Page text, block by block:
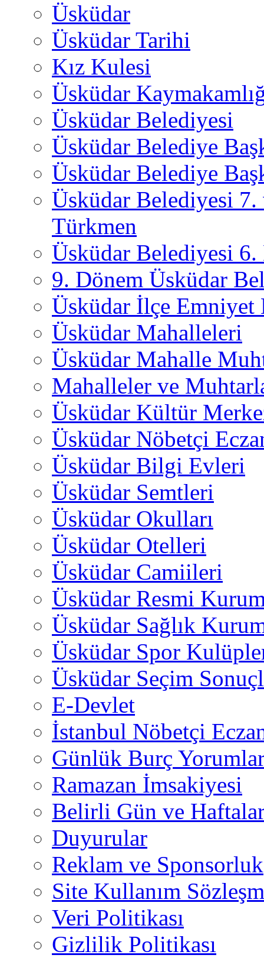
Üsküdar
Üsküdar Tarihi
Kız Kulesi
Üsküdar
Üsküdar Belediyesi
Üsküdar Belediye
Üsküdar Belediye
Üsküdar Belediyesi
Türkmen
Üsküdar Belediyesi 6.
9. Dönem Üsküdar
Üsküdar İlçe
Üsküdar Mahalleleri
Üsküdar Mahalle
Mahalleler ve
Üsküdar Kültür
Üsküdar Nöbetçi
Üsküdar Bilgi Evleri
Üsküdar Semtleri
Üsküdar Okulları
Üsküdar Otelleri
Üsküdar Camiileri
Üsküdar Resmi
Üsküdar Sağlık
Üsküdar Spor
Üsküdar Seçim
E-Devlet
İstanbul Nöbetçi
Günlük Burç
Ramazan İmsakiyesi
Belirli Gün ve
Duyurular
Reklam ve Sponsorluk
Site Kullanım
Veri Politikası
Gizlilik Politikası